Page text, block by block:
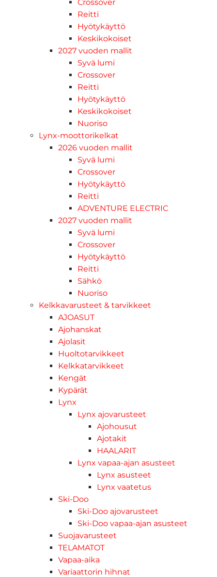
Crossover
Reitti
Hyötykäyttö
Keskikokoiset
2027 vuoden mallit
Syvä lumi
Crossover
Reitti
Hyötykäyttö
Keskikokoiset
Nuoriso
Lynx-moottorikelkat
2026 vuoden mallit
Syvä lumi
Crossover
Hyötykäyttö
Reitti
ADVENTURE ELECTRIC
2027 vuoden mallit
Syvä lumi
Crossover
Hyötykäyttö
Reitti
Sähkö
Nuoriso
Kelkkavarusteet & tarvikkeet
AJOASUT
Ajohanskat
Ajolasit
Huoltotarvikkeet
Kelkkatarvikkeet
Kengät
Kypärät
Lynx
Lynx ajovarusteet
Ajohousut
Ajotakit
HAALARIT
Lynx vapaa-ajan asusteet
Lynx asusteet
Lynx vaatetus
Ski-Doo
Ski-Doo ajovarusteet
Ski-Doo vapaa-ajan asusteet
Suojavarusteet
TELAMATOT
Vapaa-aika
Variaattorin hihnat